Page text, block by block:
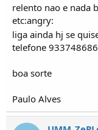
relento nao e nada
etc:angry:
liga ainda hj se
telefone 933748686
boa sorte
Paulo Alves